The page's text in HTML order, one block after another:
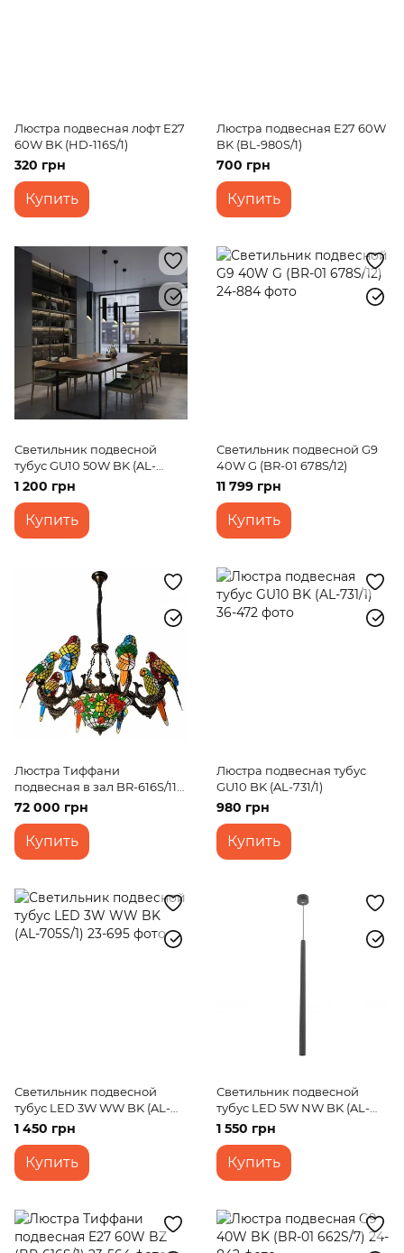
Люстра подвесная лофт E27
60W BK (HD-116S/1)
320 грн
Купить
Люстра подвесная E27 60W
BK (BL-980S/1)
700 грн
Купить
Светильник подвесной
тубус GU10 50W BK (AL-
700S/1)
1 200 грн
Купить
Светильник подвесной G9
40W G (BR-01 678S/12)
11 799 грн
Купить
Люстра Тиффани
подвесная в зал BR-616S/11
E27
72 000 грн
Купить
Люстра подвесная тубус
GU10 BK (AL-731/1)
980 грн
Купить
Светильник подвесной
тубус LED 3W WW BK (AL-
705S/1)
1 450 грн
Купить
Светильник подвесной
тубус LED 5W NW BK (AL-
705S/1)
1 550 грн
Купить